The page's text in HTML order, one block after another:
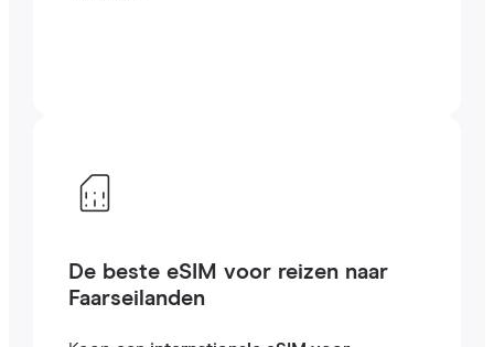
De beste eSIM voor reizen naar
Faarseilanden